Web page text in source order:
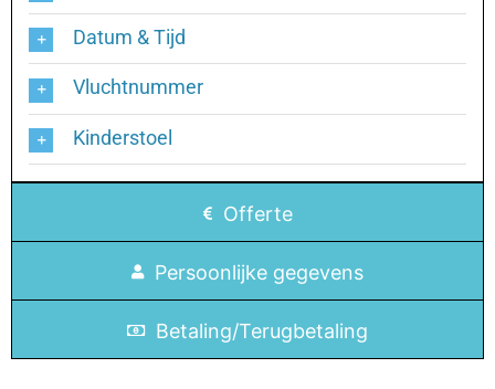
Datum & Tijd
Vluchtnummer
Kinderstoel
Offerte
Persoonlijke gegevens
Betaling/Terugbetaling